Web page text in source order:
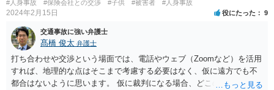
ませんね。 かなり具体的な話も多くなっているので、法律事務所に問
い合わせてみるとよいと思います。
#人身事故 #保険会社との交渉 #子供 #被害者 #人身事故
2024年2月15日 役にたった 9
交通事故に強い弁護士
髙橋 俊太 弁護士
打ち合わせや交渉という場面では、電話やウェブ（Zoomなど）を活用
すれば、地理的な点はそこまで考慮する必要はなく、仮に遠方でも不
都合はないように思います。 仮に裁判になる場合、どこの裁判所にな